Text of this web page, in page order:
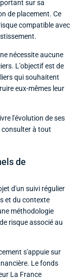
sur sa
de placement. Ce
compatible avec
nécessite aucune
L'objectif est de
qui souhaitent
eux-mêmes leur
l'évolution de ses
consulter à tout
de
d'un suivi régulier
et du contexte
méthodologie
risque associé au
s'appuie sur
Le fonds
La France